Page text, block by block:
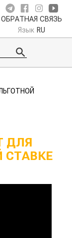
ОБРАТНАЯ СВЯЗЬ
Язык RU
ДЛЯ
СТАВКЕ